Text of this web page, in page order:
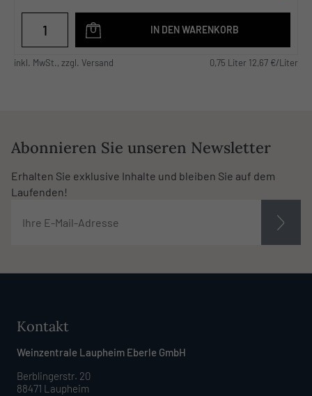
IN DEN WARENKORB
inkl. MwSt., zzgl. Versand 0,75 Liter 12,67 €/Liter
Abonnieren Sie unseren Newsletter
Erhalten Sie exklusive Inhalte und bleiben Sie auf dem
Laufenden!
Kontakt
Weinzentrale Laupheim Eberle GmbH
Berblingerstr. 20
88471 Laupheim